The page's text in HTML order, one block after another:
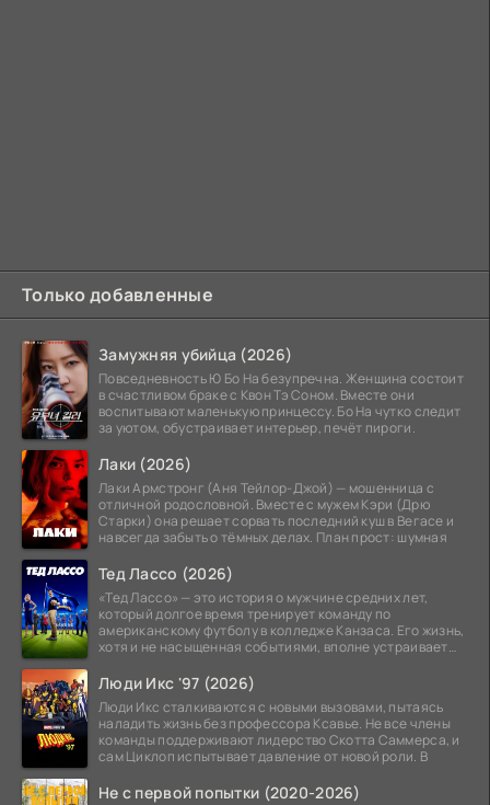
Только добавленные
Замужняя убийца (2026)
Повседневность Ю Бо На безупречна. Женщина состоит
в счастливом браке с Квон Тэ Соном. Вместе они
воспитывают маленькую принцессу. Бо На чутко следит
за уютом, обустраивает интерьер, печёт пироги.
Лаки (2026)
Лаки Армстронг (Аня Тейлор-Джой) — мошенница с
отличной родословной. Вместе с мужем Кэри (Дрю
Старки) она решает сорвать последний куш в Вегасе и
навсегда забыть о тёмных делах. План прост: шумная
Тед Лассо (2026)
«Тед Лассо» — это история о мужчине средних лет,
который долгое время тренирует команду по
американскому футболу в колледже Канзаса. Его жизнь,
хотя и не насыщенная событиями, вполне устраивает
Люди Икс '97 (2026)
Люди Икс сталкиваются с новыми вызовами, пытаясь
наладить жизнь без профессора Ксавье. Не все члены
команды поддерживают лидерство Скотта Саммерса, и
сам Циклоп испытывает давление от новой роли. В
Не с первой попытки (2020-2026)